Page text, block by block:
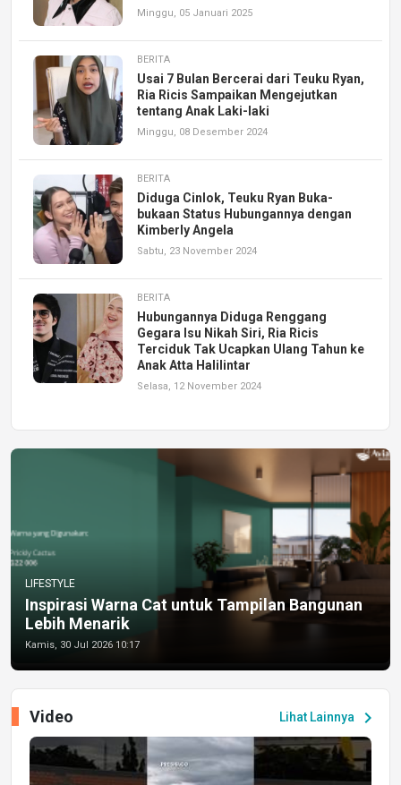
Minggu, 05 Januari 2025
BERITA
Usai 7 Bulan Bercerai dari Teuku Ryan,
Ria Ricis Sampaikan Mengejutkan
tentang Anak Laki-laki
Minggu, 08 Desember 2024
BERITA
Diduga Cinlok, Teuku Ryan Buka-
bukaan Status Hubungannya dengan
Kimberly Angela
Sabtu, 23 November 2024
BERITA
Hubungannya Diduga Renggang
Gegara Isu Nikah Siri, Ria Ricis
Terciduk Tak Ucapkan Ulang Tahun ke
Anak Atta Halilintar
Selasa, 12 November 2024
LIFESTYLE
Inspirasi Warna Cat untuk Tampilan Bangunan
Lebih Menarik
Kamis, 30 Jul 2026 10:17
Lihat Lainnya chevron_right
Video